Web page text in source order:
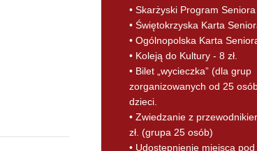
• Skarżyski Program Seniora
• Świętokrzyska Karta
• Ogólnopolska Karta
• Koleją do Kultury - 8 zł.
• Bilet „wycieczka” (dla grup
zorganizowanych od 25
dzieci.
• Zwiedzanie z
zł. (grupa 25 osób)
• Udostępnienie miejsca